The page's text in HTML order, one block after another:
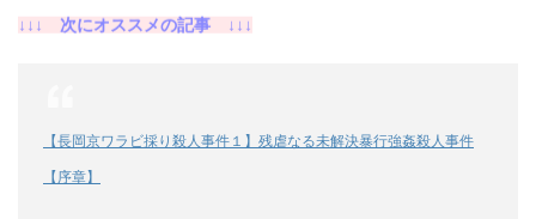
↓↓↓ 次にオススメの記事 ↓↓↓
【長岡京ワラビ採り殺人事件１】残虐なる未解決暴行強姦殺人事件
【序章】